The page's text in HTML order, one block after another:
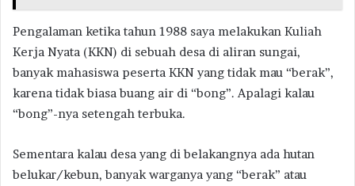
Pengalaman ketika tahun 1988 saya melakukan Kuliah
Kerja Nyata (KKN) di sebuah desa di aliran sungai,
banyak mahasiswa peserta KKN yang tidak mau “berak”,
karena tidak biasa buang air di “bong”. Apalagi kalau
“bong”-nya setengah terbuka.
Sementara kalau desa yang di belakangnya ada hutan
belukar/kebun, banyak warganya yang “berak” atau